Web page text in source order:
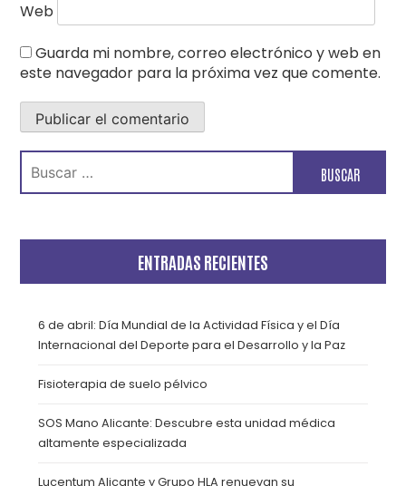
Web
Guarda mi nombre, correo electrónico y web en
este navegador para la próxima vez que comente.
Buscar:
ENTRADAS RECIENTES
6 de abril: Día Mundial de la Actividad Física y el Día
Internacional del Deporte para el Desarrollo y la Paz
Fisioterapia de suelo pélvico
SOS Mano Alicante: Descubre esta unidad médica
altamente especializada
Lucentum Alicante y Grupo HLA renuevan su